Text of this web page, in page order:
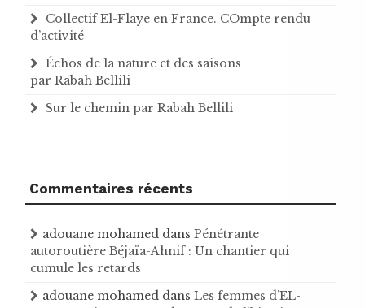
Collectif El-Flaye en France. COmpte rendu
d’activité
Échos de la nature et des saisons
par Rabah Bellili
Sur le chemin par Rabah Bellili
Commentaires récents
adouane mohamed dans Pénétrante
autoroutière Béjaïa-Ahnif : Un chantier qui
cumule les retards
adouane mohamed dans Les femmes d’EL-